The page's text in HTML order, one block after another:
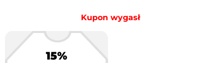
Kupon wygasł
15%